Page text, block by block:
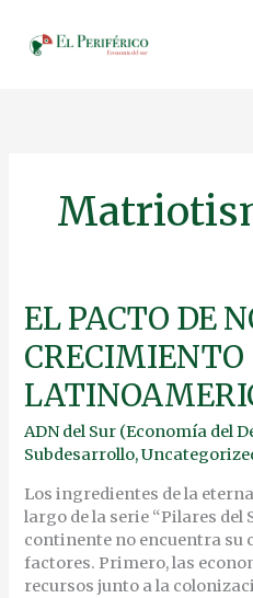
content
EL PACTO DE
CRECIMIENTO
ADN del Sur (Economía del
Subdesarrollo,
Los ingredientes de la
largo de la serie “Pilares del
continente no encuentra su
factores. Primero, las
recursos junto a la
EL
PACTO
DE
NO
CRECIMIENTO
LATINOAMERICANO